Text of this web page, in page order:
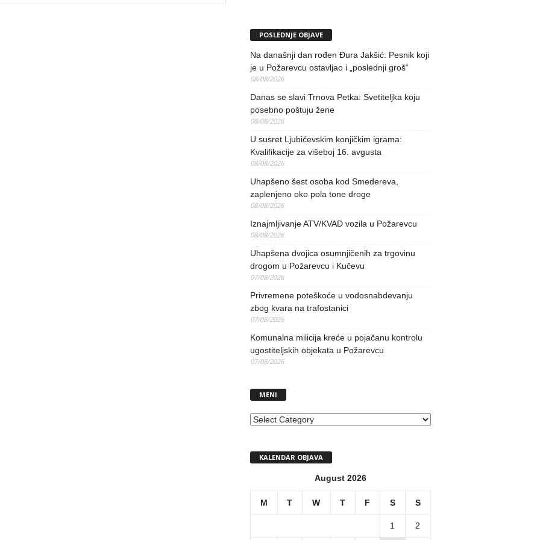
POSLEDNJE OBJAVE
Na današnji dan rođen Đura Jakšić: Pesnik koji
je u Požarevcu ostavljao i „poslednji groš“
08/08/2026
Danas se slavi Trnova Petka: Svetiteljka koju
posebno poštuju žene
08/08/2026
U susret Ljubičevskim konjičkim igrama:
Kvalifikacije za višeboj 16. avgusta
08/08/2026
Uhapšeno šest osoba kod Smedereva,
zaplenjeno oko pola tone droge
08/08/2026
Iznajmljivanje ATV/KVAD vozila u Požarevcu
08/08/2026
Uhapšena dvojica osumnjičenih za trgovinu
drogom u Požarevcu i Kučevu
07/08/2026
Privremene poteškoće u vodosnabdevanju
zbog kvara na trafostanici
07/08/2026
Komunalna milicija kreće u pojačanu kontrolu
ugostiteljskih objekata u Požarevcu
07/08/2026
MENI
MENI
KALENDAR OBJAVA
August 2026
M T W T F S S
1 2